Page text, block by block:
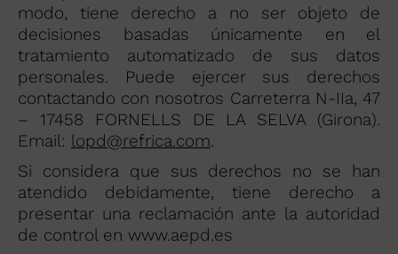
modo, tiene derecho a no ser objeto de
decisiones basadas únicamente en el
tratamiento automatizado de sus datos
personales. Puede ejercer sus derechos
contactando con nosotros Carreterra N-IIa, 47
– 17458 FORNELLS DE LA SELVA (Girona).
Email: lopd@refrica.com.
Si considera que sus derechos no se han
atendido debidamente, tiene derecho a
presentar una reclamación ante la autoridad
de control en www.aepd.es